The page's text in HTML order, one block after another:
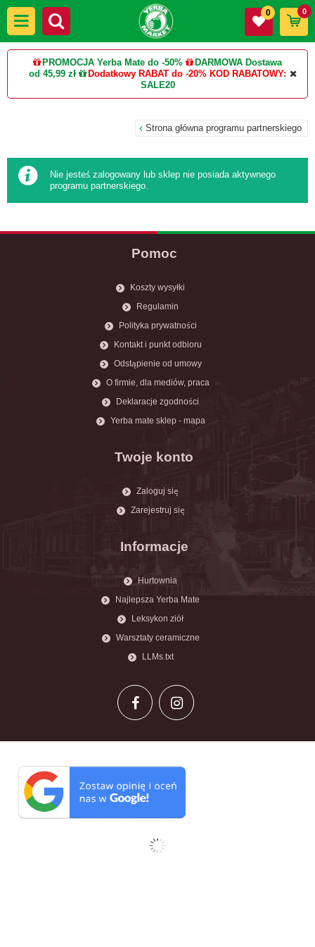
PROMOCJA Yerba Mate do -50%
DARMOWA Dostawa
od 45,99 zł
Dodatkowy RABAT do -20% KOD RABATOWY:
SALE20
0 0
Strona główna programu partnerskiego
Nie jesteś zalogowany lub sklep nie posiada aktywnego
programu partnerskiego.
Pomoc
Koszty wysyłki
Regulamin
Polityka prywatności
Kontakt i punkt odbioru
Odstąpienie od umowy
O firmie, dla mediów, praca
Deklaracje zgodności
Yerba mate sklep - mapa
Twoje konto
Zaloguj się
Zarejestruj się
Informacje
Hurtownia
Najlepsza Yerba Mate
Leksykon ziół
Warsztaty ceramiczne
LLMs.txt